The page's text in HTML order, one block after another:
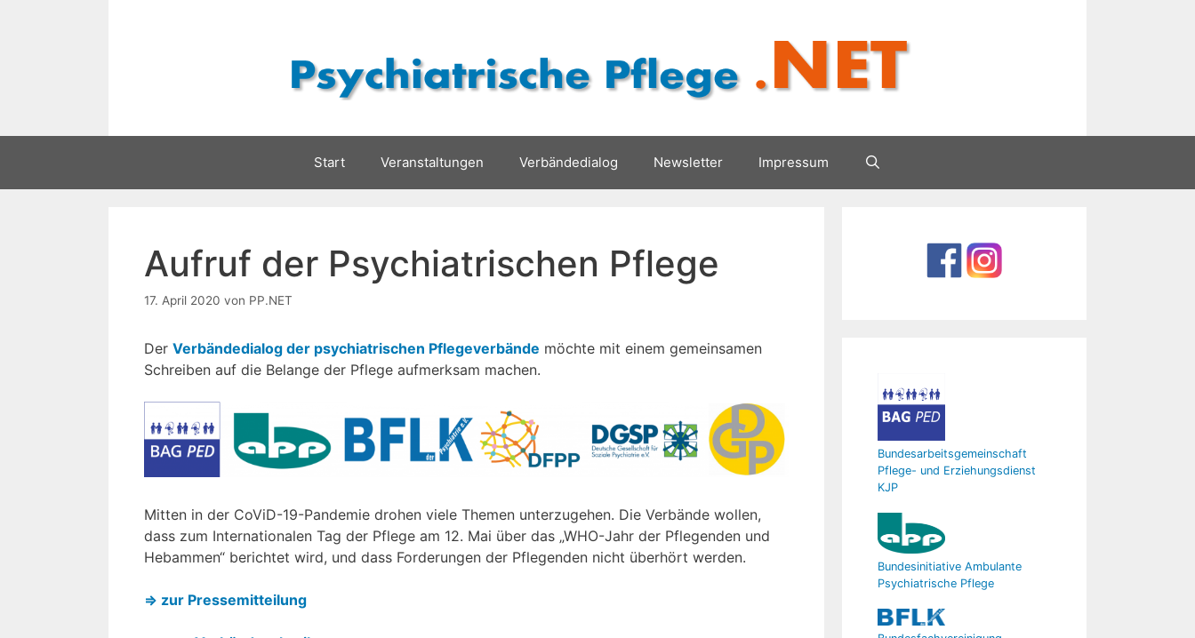
Start Veranstaltungen Verbändedialog Newsletter Impressum
Aufruf der Psychiatrischen Pflege
17. April 2020 von PP.NET
Der Verbändedialog der psychiatrischen Pflegeverbände möchte mit einem gemeinsamen
Schreiben auf die Belange der Pflege aufmerksam machen.
Mitten in der CoViD-19-Pandemie drohen viele Themen unterzugehen. Die Verbände wollen,
dass zum Internationalen Tag der Pflege am 12. Mai über das „WHO-Jahr der Pflegenden und
Hebammen“ berichtet wird, und dass Forderungen der Pflegenden nicht überhört werden.
⇒ zur Pressemitteilung
Bundesarbeitsgemeinschaft
Pflege- und Erziehungsdienst
KJP
Bundesinitiative Ambulante
Psychiatrische Pflege